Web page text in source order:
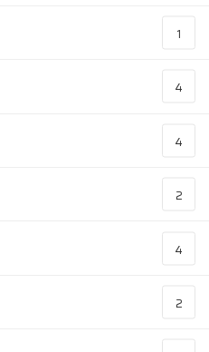
1
4
4
2
4
2